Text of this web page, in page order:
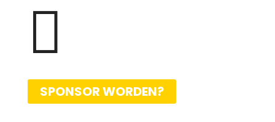

SPONSOR WORDEN?